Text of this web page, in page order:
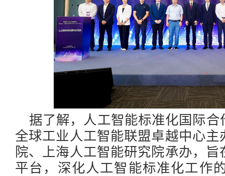
据了解，人工智能标准化国际
全球工业人工智能联盟卓越中心
院、上海人工智能研究院承办，
平台，深化人工智能标准化工作